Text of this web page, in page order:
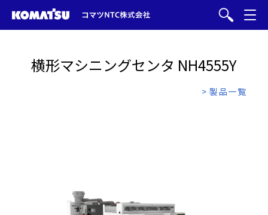
横形マシニングセンタ NH4555Y
> 製品一覧